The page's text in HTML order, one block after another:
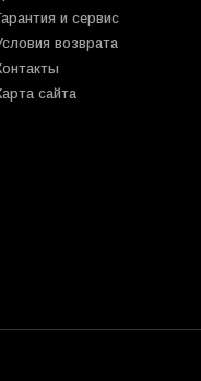
и сервис
возврата
сайта